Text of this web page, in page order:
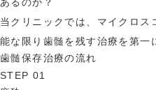
当クリニックでは、マイクロス
能な限り歯髄を残す治療を第一
歯髄保存治療の流れ
STEP 01